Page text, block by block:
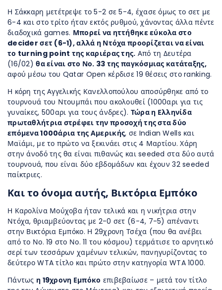
Η Σάκκαρη μετέτρεψε το 5-2 σε 5-4, έχασε όμως το σετ με
6-4 και στο τρίτο ήταν εκτός ρυθμού, χάνοντας άλλα πέντε
διαδοχικά games. Μπορεί να ηττήθηκε εύκολα στο
decider σετ (6-1), αλλά η Ντόχα προορίζεται να είναι
το turning point της καριέρας της. Από τη Δευτέρα
(16/02)θα είναι στο Νο. 33 της παγκόσμιας κατάταξης,
αφού μέσω του Qatar Open κέρδισε 19 θέσεις στο ranking.
Η κόρη της Αγγελικής Κανελλοπούλου αποσύρθηκε από το
τουρνουά του Ντουμπάι που ακολουθεί (1000αρι για τις
γυναίκες, 500αρι για τους άνδρες). Τώρα η Ελληνίδα
πρωταθλήτρια στρέφει την προσοχή της στα δύο
επόμενα 1000άρια της Αμερικής, σε Indian Wells και
Μαϊάμι, με το πρώτο να ξεκινάει στις 4 Μαρτίου. Χάρη
στην άνοδό της θα είναι πιθανώς και seeded στα δύο αυτά
τουρνουά, που είναι δύο εβδομάδων και έχουν 32 seeded
παίκτριες.
Και το όνομα αυτής, Βικτόρια Εμπόκο
Η Καρολίνα Μούχοβα ήταν τελικά και η νικήτρια στην
Ντόχα, θριαμβεύοντας με 2-0 σετ (6-4, 7-5) απέναντι
στην Βικτόρια Εμπόκο. Η 29χρονη Τσέχα (που θα ανέβει
από το Νο. 19 στο Νο. 11 του κόσμου) τερμάτισε το αρνητικό
σερί των τεσσάρων χαμένων τελικών, πανηγυρίζοντας το
δεύτερο WTA τίτλο και πρώτο στην κατηγορία WTA 1000.
Πάντως η 19χρονη Εμπόκο επιβεβαίωσε – μετά τον τίτλο